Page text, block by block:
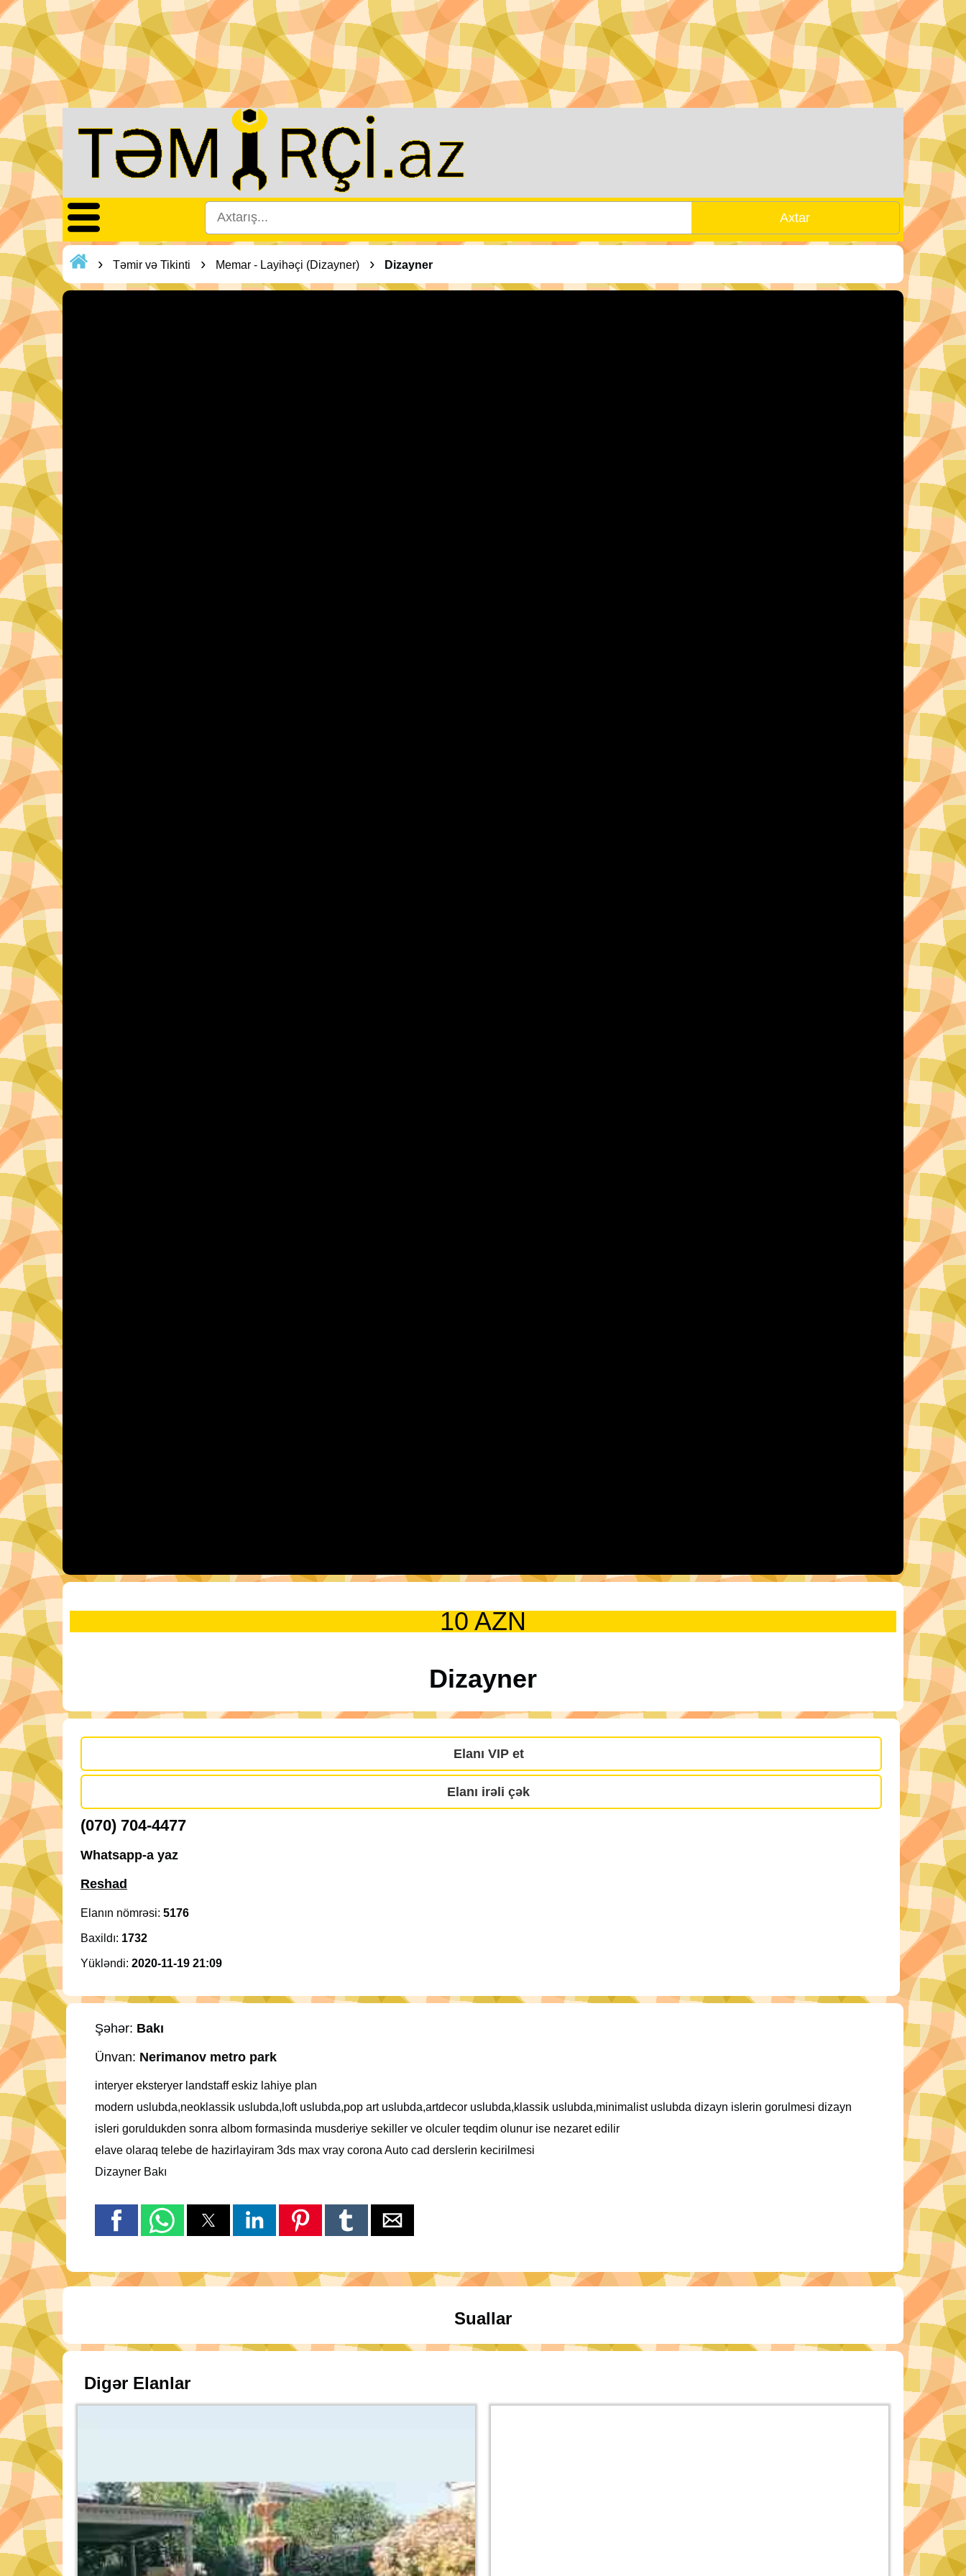
› Təmir və Tikinti › Memar - Layihəçi (Dizayner) › Dizayner
10 AZN
Dizayner
Elanı VIP et
Elanı irəli çək
(070) 704-4477
Whatsapp-a yaz
Reshad
Elanın nömrəsi: 5176
Baxildı: 1732
Yükləndi: 2020-11-19 21:09
Şəhər: Bakı
Ünvan: Nerimanov metro park
interyer eksteryer landstaff eskiz lahiye plan
modern uslubda,neoklassik uslubda,loft uslubda,pop art uslubda,artdecor uslubda,klassik uslubda,minimalist uslubda dizayn islerin gorulmesi dizayn
isleri goruldukden sonra albom formasinda musderiye sekiller ve olculer teqdim olunur ise nezaret edilir
elave olaraq telebe de hazirlayiram 3ds max vray corona Auto cad derslerin kecirilmesi
Dizayner Bakı
Suallar
Digər Elanlar